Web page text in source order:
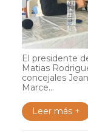
El presidente
Matias
concejales
Marce...
Leer más +